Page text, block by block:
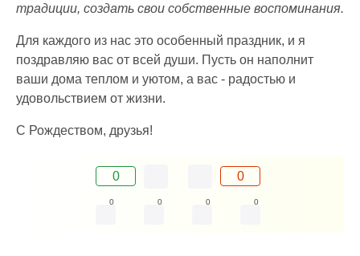
традиции, создать свои собственные воспоминания.
Для каждого из нас это особенный праздник, и я
поздравляю вас от всей души. Пусть он наполнит
ваши дома теплом и уютом, а вас - радостью и
удовольствием от жизни.
С Рождеством, друзья!
0 0
0 0 0 0